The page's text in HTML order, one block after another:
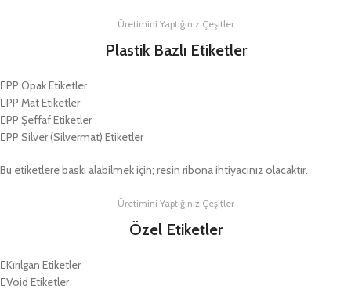
Üretimini Yaptığınız Çeşitler
Plastik Bazlı Etiketler
PP Opak Etiketler
PP Mat Etiketler
PP Şeffaf Etiketler
PP Silver (Silvermat) Etiketler
Bu etiketlere baskı alabilmek için; resin ribona ihtiyacınız olacaktır.
Üretimini Yaptığınız Çeşitler
Özel Etiketler
Kırılgan Etiketler
Void Etiketler